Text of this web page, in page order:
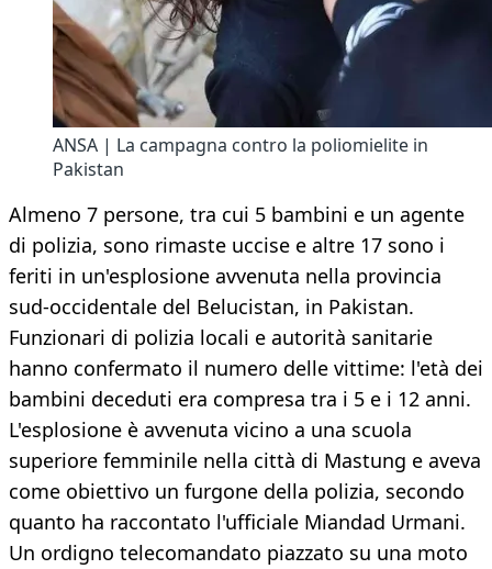
ANSA | La campagna contro la poliomielite in
Pakistan
Almeno 7 persone, tra cui 5 bambini e un agente
di polizia, sono rimaste uccise e altre 17 sono i
feriti in un'esplosione avvenuta nella provincia
sud-occidentale del Belucistan, in Pakistan.
Funzionari di polizia locali e autorità sanitarie
hanno confermato il numero delle vittime: l'età dei
bambini deceduti era compresa tra i 5 e i 12 anni.
L'esplosione è avvenuta vicino a una scuola
superiore femminile nella città di Mastung e aveva
come obiettivo un furgone della polizia, secondo
quanto ha raccontato l'ufficiale Miandad Urmani.
Un ordigno telecomandato piazzato su una moto